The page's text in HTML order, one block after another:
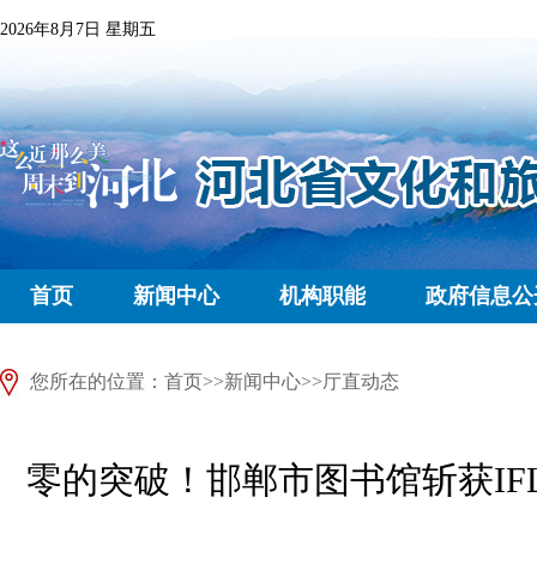
2026年8月7日 星期五
首页 新闻中心 机构职能 政府信息
您所在的位置： 首页>>新闻中心>>厅直动态
零的突破！邯郸市图书馆斩获